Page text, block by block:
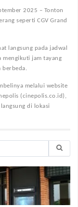
2025 – Tonton
seperti CGV Grand
langsung pada jadwal
mengikuti jam tayang
berbeda.
melalui website
(cinepolis.co.id),
di lokasi